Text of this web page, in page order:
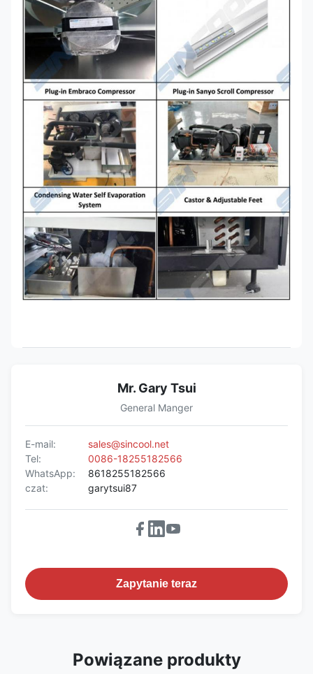
Mr. Gary Tsui
General Manger
E-mail:
sales@sincool.net
Tel:
0086-18255182566
WhatsApp:
8618255182566
czat:
garytsui87
Zapytanie teraz
Powiązane produkty